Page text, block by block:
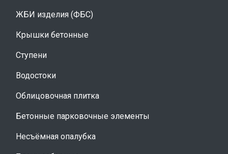
ЖБИ изделия (ФБС)
Крышки бетонные
Ступени
Водостоки
Облицовочная плитка
Бетонные парковочные элементы
Несъёмная опалубка